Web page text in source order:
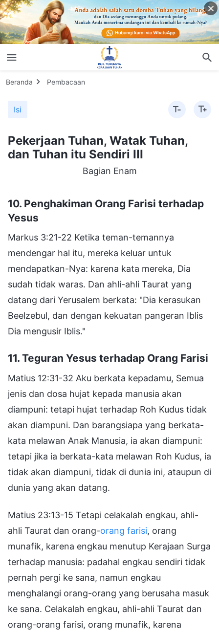
Beranda Pembacaan
Isi
Pekerjaan Tuhan, Watak Tuhan,
dan Tuhan itu Sendiri III
Bagian Enam
10. Penghakiman Orang Farisi terhadap
Yesus
Markus 3:21-22 Ketika teman-temannya
mendengar hal itu, mereka keluar untuk
mendapatkan-Nya: karena kata mereka, Dia
sudah tidak waras. Dan ahli-ahli Taurat yang
datang dari Yerusalem berkata: "Dia kerasukan
Beelzebul, dan dengan kekuatan pangeran Iblis
Dia mengusir Iblis."
11. Teguran Yesus terhadap Orang Farisi
Matius 12:31-32 Aku berkata kepadamu, Semua
jenis dan dosa hujat kepada manusia akan
diampuni: tetapi hujat terhadap Roh Kudus tidak
akan diampuni. Dan barangsiapa yang berkata-
kata melawan Anak Manusia, ia akan diampuni:
tetapi jika ia berkata-kata melawan Roh Kudus, ia
tidak akan diampuni, tidak di dunia ini, ataupun di
dunia yang akan datang.
Matius 23:13-15 Tetapi celakalah engkau, ahli-
ahli Taurat dan orang-orang farisi, orang
munafik, karena engkau menutup Kerajaan Surga
terhadap manusia: padahal engkau sendiri tidak
pernah pergi ke sana, namun engkau
menghalangi orang-orang yang berusaha masuk
ke sana. Celakalah engkau, ahli-ahli Taurat dan
orang-orang farisi, orang munafik, karena